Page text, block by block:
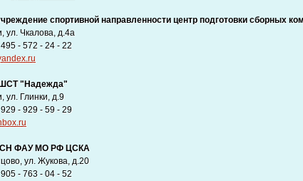
спортивной направленности центр подготовки сборных
ул. Чкалова, д.4а
- 572 - 24 - 22
"Надежда"
ул. Глинки, д.9
- 929 - 59 - 29
ФАУ МО РФ ЦСКА
ул. Жукова, д.20
- 763 - 04 - 52